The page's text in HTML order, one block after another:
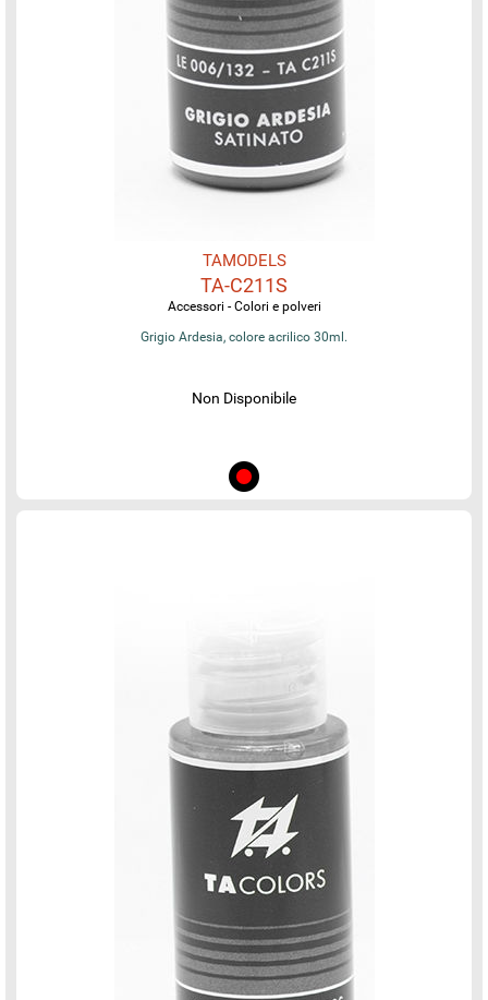
TAMODELS
TA-C211S
Accessori - Colori e polveri
Grigio Ardesia, colore acrilico 30ml.
Non Disponibile